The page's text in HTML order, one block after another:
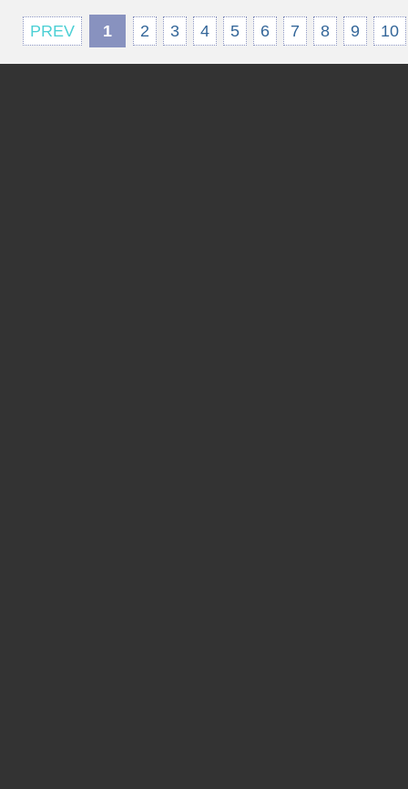
PREV 1 2 3 4 5 6 7 8 9 10